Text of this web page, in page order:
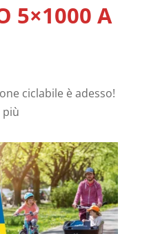
5×1000 A
ciclabile è adesso!
più